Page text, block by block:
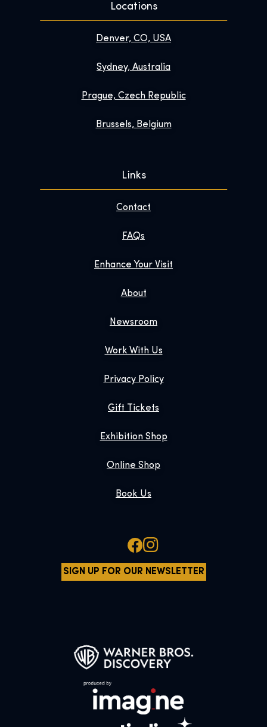
Locations
Denver, CO, USA
Sydney, Australia
Prague, Czech Republic
Brussels, Belgium
Links
Contact
FAQs
Enhance Your Visit
About
Newsroom
Work With Us
Privacy Policy
Gift Tickets
Exhibition Shop
Online Shop
Book Us
SIGN UP FOR OUR NEWSLETTER